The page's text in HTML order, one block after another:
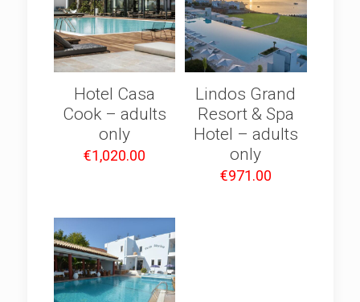
Hotel Casa
Cook – adults
only
€1,020.00
Lindos Grand
Resort & Spa
Hotel – adults
only
€971.00